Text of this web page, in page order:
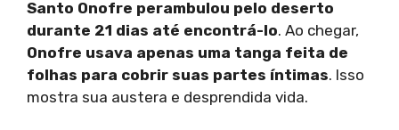
Santo Onofre perambulou pelo deserto
durante 21 dias até encontrá-lo. Ao chegar,
Onofre usava apenas uma tanga feita de
folhas para cobrir suas partes íntimas. Isso
mostra sua austera e desprendida vida.